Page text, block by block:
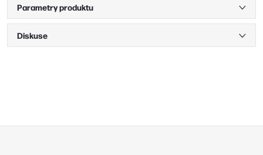
Parametry produktu
Diskuse